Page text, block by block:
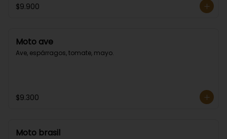
$9.900
Moto ave
Ave, espárragos, tomate, mayo.
$9.300
Moto brasil